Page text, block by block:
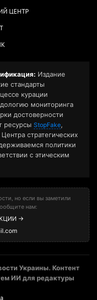
ЦЕНТР
Издание
стандарты
курации
мониторинга
достоверности
ресурсы StopFake,
стратегических
политики
с этическим
но если вы заметили
нам:
→
Украины. Контент
ИИ для редактуры